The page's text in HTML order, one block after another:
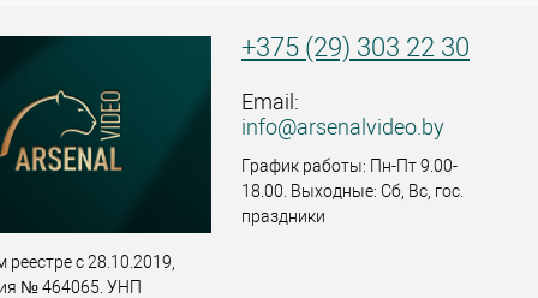
реестре с 28.10.2019,
№ 464065. УНП
+375 (29) 303 22 30
Email:
info@arsenalvideo.by
График работы: Пн-Пт 9.00-
18.00. Выходные: Сб, Вс, гос.
праздники